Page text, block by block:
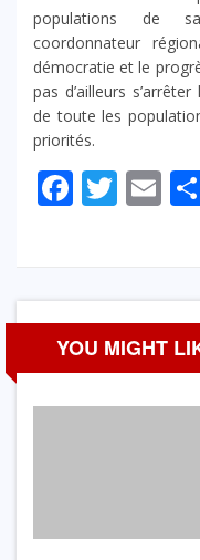
populations de
coordonnateur
démocratie et le
pas d’ailleurs
de toute les
priorités.
YOU MIGHT